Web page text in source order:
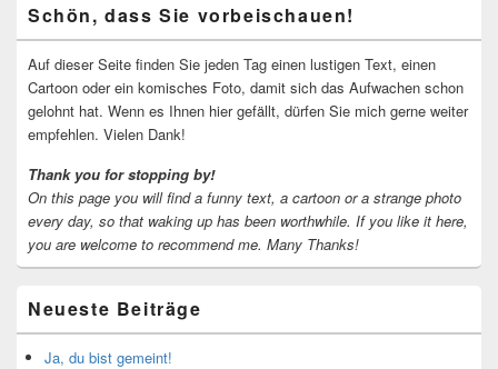
Seitenleisten-
Widgetbereich
Schön, dass Sie vorbeischauen!
Auf dieser Seite finden Sie jeden Tag einen lustigen Text, einen
Cartoon oder ein komisches Foto, damit sich das Aufwachen schon
gelohnt hat. Wenn es Ihnen hier gefällt, dürfen Sie mich gerne weiter
empfehlen. Vielen Dank!
Thank you for stopping by!
On this page you will find a funny text, a cartoon or a strange photo
every day, so that waking up has been worthwhile. If you like it here,
you are welcome to recommend me. Many Thanks!
Neueste Beiträge
Ja, du bist gemeint!